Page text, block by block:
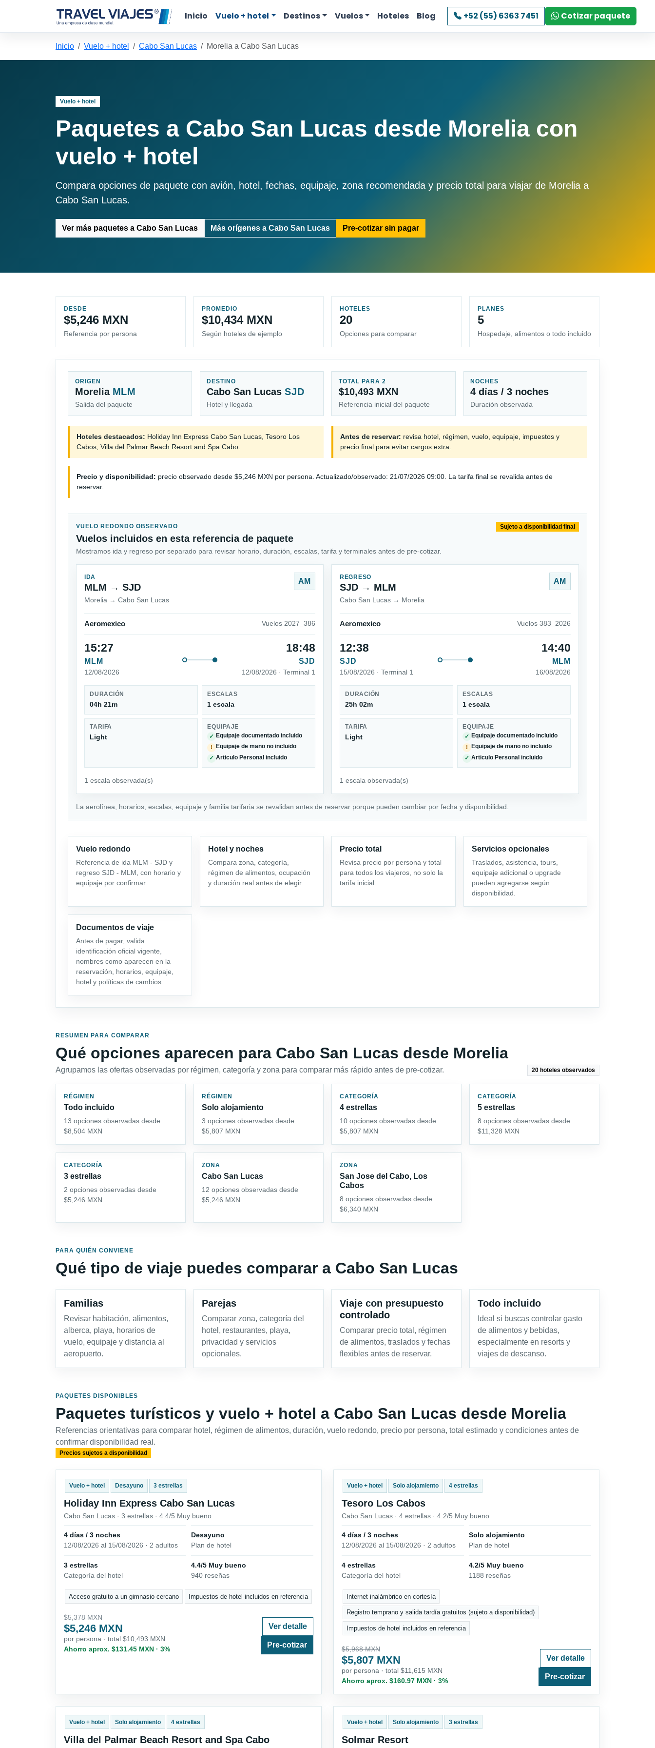
Inicio Vuelo + hotel Destinos Vuelos Hoteles Blog +52 (55) 6363 7451 Cotizar paquete
Inicio Vuelo + hotel Cabo San Lucas Morelia a Cabo San Lucas
Vuelo + hotel
Paquetes a Cabo San Lucas desde Morelia con
vuelo + hotel
Compara opciones de paquete con avión, hotel, fechas, equipaje, zona recomendada y precio total para viajar de Morelia a
Cabo San Lucas.
Ver más paquetes a Cabo San Lucas Más orígenes a Cabo San Lucas Pre-cotizar sin pagar
DESDE
$5,246 MXN
Referencia por persona
PROMEDIO
$10,434 MXN
Según hoteles de ejemplo
HOTELES
20
Opciones para comparar
PLANES
5
Hospedaje, alimentos o todo incluido
ORIGEN
Morelia MLM
Salida del paquete
DESTINO
Cabo San LucasSJD
Hotel y llegada
TOTAL PARA 2
$10,493 MXN
Referencia inicial del paquete
NOCHES
4 días / 3 noches
Duración observada
Hoteles destacados: Holiday Inn Express Cabo San Lucas, Tesoro Los
Cabos, Villa del Palmar Beach Resort and Spa Cabo.
Antes de reservar: revisa hotel, régimen, vuelo, equipaje, impuestos y
precio final para evitar cargos extra.
Precio y disponibilidad: precio observado desde $5,246 MXN por persona. Actualizado/observado: 21/07/2026 09:00. La tarifa final se revalida antes de
reservar.
VUELO REDONDO OBSERVADO
Vuelos incluidos en esta referencia de paquete
Mostramos ida y regreso por separado para revisar horario, duración, escalas, tarifa y terminales antes de pre-cotizar.
Sujeto a disponibilidad final
IDA
MLM → SJD
Morelia → Cabo San Lucas
AM
Aeromexico Vuelos 2027_386
15:27
MLM
12/08/2026
18:48
SJD
12/08/2026 · Terminal 1
DURACIÓN
04h 21m
ESCALAS
1 escala
TARIFA
Light
EQUIPAJE
✓ Equipaje documentado incluido
! Equipaje de mano no incluido
✓ Articulo Personal incluido
1 escala observada(s)
REGRESO
SJD → MLM
Cabo San Lucas → Morelia
AM
Aeromexico Vuelos 383_2026
12:38
SJD
15/08/2026 · Terminal 1
14:40
MLM
16/08/2026
DURACIÓN
25h 02m
ESCALAS
1 escala
TARIFA
Light
EQUIPAJE
✓ Equipaje documentado incluido
! Equipaje de mano no incluido
✓ Articulo Personal incluido
1 escala observada(s)
La aerolínea, horarios, escalas, equipaje y familia tarifaria se revalidan antes de reservar porque pueden cambiar por fecha y disponibilidad.
Vuelo redondo
Referencia de ida MLM - SJD y
regreso SJD - MLM, con horario y
equipaje por confirmar.
Hotel y noches
Compara zona, categoría,
régimen de alimentos, ocupación
y duración real antes de elegir.
Precio total
Revisa precio por persona y total
para todos los viajeros, no solo la
tarifa inicial.
Servicios opcionales
Traslados, asistencia, tours,
equipaje adicional o upgrade
pueden agregarse según
disponibilidad.
Documentos de viaje
Antes de pagar, valida
identificación oficial vigente,
nombres como aparecen en la
reservación, horarios, equipaje,
hotel y políticas de cambios.
RESUMEN PARA COMPARAR
Qué opciones aparecen para Cabo San Lucas desde Morelia
Agrupamos las ofertas observadas por régimen, categoría y zona para comparar más rápido antes de pre-cotizar. 20 hoteles observados
RÉGIMEN
Todo incluido
13 opciones observadas desde
$8,504 MXN
RÉGIMEN
Solo alojamiento
3 opciones observadas desde
$5,807 MXN
CATEGORÍA
4 estrellas
10 opciones observadas desde
$5,807 MXN
CATEGORÍA
5 estrellas
8 opciones observadas desde
$11,328 MXN
CATEGORÍA
3 estrellas
2 opciones observadas desde
$5,246 MXN
ZONA
Cabo San Lucas
12 opciones observadas desde
$5,246 MXN
ZONA
San Jose del Cabo, Los
Cabos
8 opciones observadas desde
$6,340 MXN
PARA QUIÉN CONVIENE
Qué tipo de viaje puedes comparar a Cabo San Lucas
Familias
Revisar habitación, alimentos,
alberca, playa, horarios de
vuelo, equipaje y distancia al
aeropuerto.
Parejas
Comparar zona, categoría del
hotel, restaurantes, playa,
privacidad y servicios
opcionales.
Viaje con presupuesto
controlado
Comparar precio total, régimen
de alimentos, traslados y fechas
flexibles antes de reservar.
Todo incluido
Ideal si buscas controlar gasto
de alimentos y bebidas,
especialmente en resorts y
viajes de descanso.
PAQUETES DISPONIBLES
Paquetes turísticos y vuelo + hotel a Cabo San Lucas desde Morelia
Referencias orientativas para comparar hotel, régimen de alimentos, duración, vuelo redondo, precio por persona, total estimado y condiciones antes de
confirmar disponibilidad real.
Precios sujetos a disponibilidad
Vuelo + hotel Desayuno 3 estrellas
Holiday Inn Express Cabo San Lucas
Cabo San Lucas · 3 estrellas · 4.4/5 Muy bueno
4 días / 3 noches
12/08/2026 al 15/08/2026 · 2 adultos
Desayuno
Plan de hotel
3 estrellas
Categoría del hotel
4.4/5 Muy bueno
940 reseñas
Acceso gratuito a un gimnasio cercano Impuestos de hotel incluidos en referencia
$5,378 MXN
$5,246 MXN
por persona · total $10,493 MXN
Ahorro aprox. $131.45 MXN · 3%
Ver detalle
Pre-cotizar
Vuelo + hotel Solo alojamiento 4 estrellas
Tesoro Los Cabos
Cabo San Lucas · 4 estrellas · 4.2/5 Muy bueno
4 días / 3 noches
12/08/2026 al 15/08/2026 · 2 adultos
Solo alojamiento
Plan de hotel
4 estrellas
Categoría del hotel
4.2/5 Muy bueno
1188 reseñas
Internet inalámbrico en cortesía
Registro temprano y salida tardía gratuitos (sujeto a disponibilidad)
Impuestos de hotel incluidos en referencia
$5,968 MXN
$5,807 MXN
por persona · total $11,615 MXN
Ahorro aprox. $160.97 MXN · 3%
Ver detalle
Pre-cotizar
Vuelo + hotel Solo alojamiento 4 estrellas
Villa del Palmar Beach Resort and Spa Cabo
Vuelo + hotel Solo alojamiento 3 estrellas
Solmar Resort